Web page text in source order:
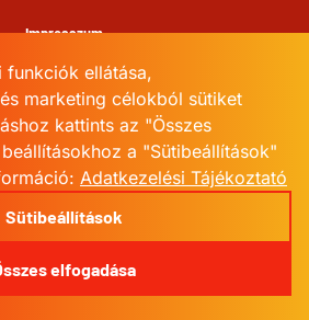
© 2026 BPKurir
Impresszum
Tájékoztató
szabályzat
Sütibeállítások
powered byskape.io
funkciók ellátása,
marketing célokból sütiket
kattints az "Összes
a "Sütibeállítások"
Adatkezelési Tájékoztató
Sütibeállítások
elfogadása